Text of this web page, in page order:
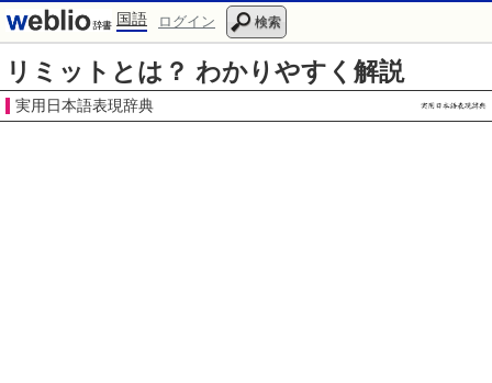
国語 ログイン 検索
リミットとは？ わかりやすく解説
実用日本語表現辞典